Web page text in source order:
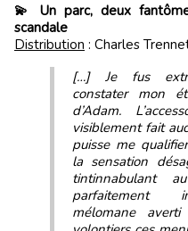
💫 Un parc, deux
scandale
Distribution : Charles
[…] Je fus
constater mon
d’Adam.
visiblement fait
puisse me
la sensation
tintinnabulant
parfaitement
mélomane